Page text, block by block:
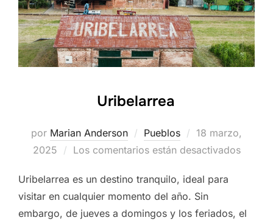
Uribelarrea
por Marian Anderson Pueblos
Publicado
el
18 marzo,
2025
Los comentarios están desactivados
Uribelarrea es un destino tranquilo, ideal para
visitar en cualquier momento del año. Sin
embargo, de jueves a domingos y los feriados, el